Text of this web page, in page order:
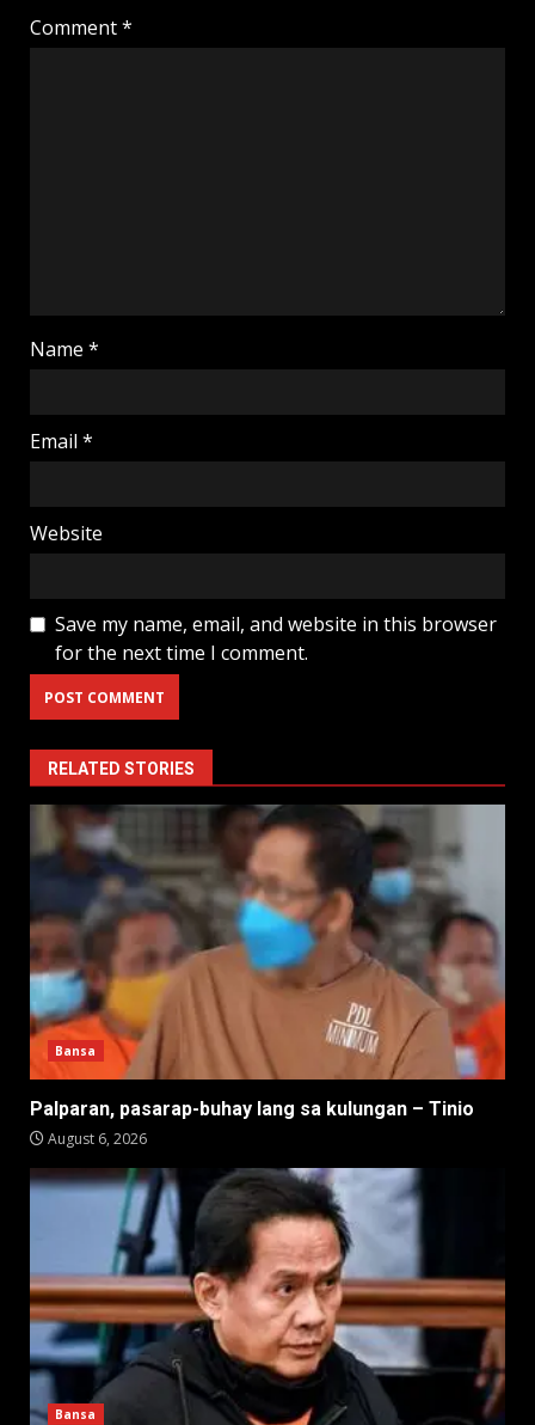
Comment*
Name *
Email *
Website
Save my name, email, and website in this browser
for the next time I comment.
RELATED STORIES
Bansa
Palparan, pasarap-buhay lang sa kulungan – Tinio
August 6, 2026
Bansa